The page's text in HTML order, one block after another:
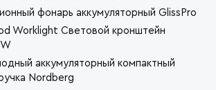
фонарь аккумуляторный GlissPro
Worklight Световой кронштейн
аккумуляторный компактный
Nordberg